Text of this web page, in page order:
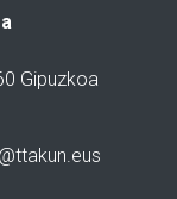
Gipuzkoa